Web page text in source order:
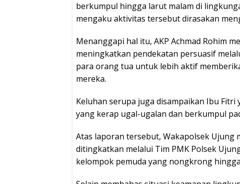
berkumpul hingga larut malam di
mengaku aktivitas tersebut dirasakan
Menanggapi hal itu, AKP Achmad Rohim
meningkatkan pendekatan persuasif
para orang tua untuk lebih aktif
mereka.
Keluhan serupa juga disampaikan Ibu
yang kerap ugal-ugalan dan berkumpul
Atas laporan tersebut, Wakapolsek Ujung
ditingkatkan melalui Tim PMK Polsek
kelompok pemuda yang nongkrong